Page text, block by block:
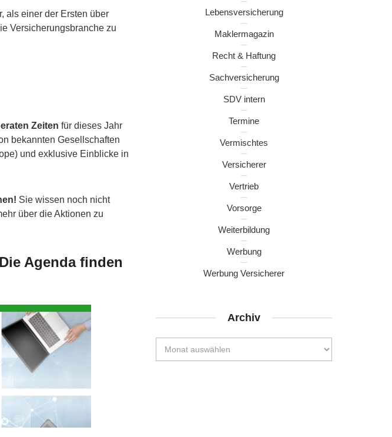
als einer der Ersten über
Versicherungsbranche zu
Zeiten für dieses Jahr
bekannten Gesellschaften
und exklusive Einblicke in
Sie wissen noch nicht
über die Aktionen zu
Agenda finden
Lebensversicherung
Maklermagazin
Recht & Haftung
Sachversicherung
SDV intern
Termine
Vermischtes
Versicherer
Vertrieb
Vorsorge
Weiterbildung
Werbung
Werbung Versicherer
Archiv